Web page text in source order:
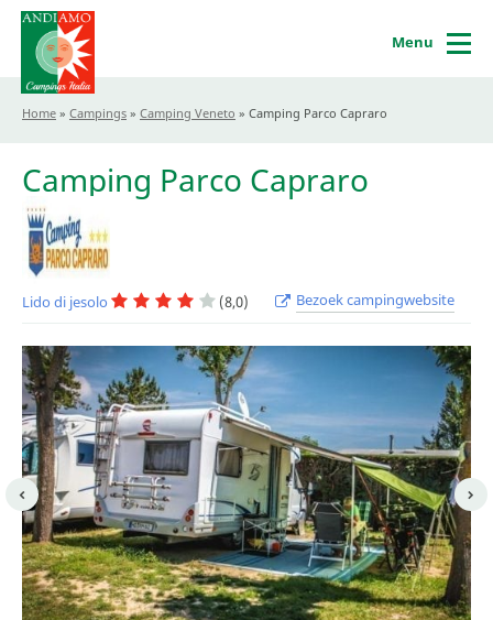
Menu
Home » Campings » Camping Veneto » Camping Parco Capraro
Camping Parco Capraro
Lido di jesolo (8,0) Bezoek campingwebsite